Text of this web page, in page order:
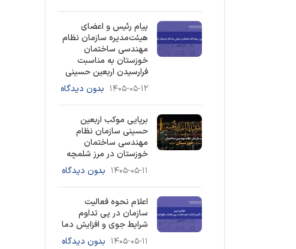
پیام رئیس و اعضای
هیئت‌مدیره سازمان نظام
مهندسی ساختمان
خوزستان به مناسبت
فرارسیدن اربعین حسینی
۱۴۰۵-۰۵-۱۲ بدون دیدگاه
برپایی موکب اربعین
حسینی سازمان نظام
مهندسی ساختمان
خوزستان در مرز شلمچه
۱۴۰۵-۰۵-۱۱ بدون دیدگاه
اعلام نحوه فعالیت
سازمان در پی تداوم
شرایط جوی و افزایش دما
۱۴۰۵-۰۵-۱۱ بدون دیدگاه